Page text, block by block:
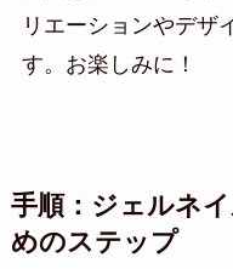
リエーションやデザ
す。お楽しみに！
手順：ジェルネ
めのステップ